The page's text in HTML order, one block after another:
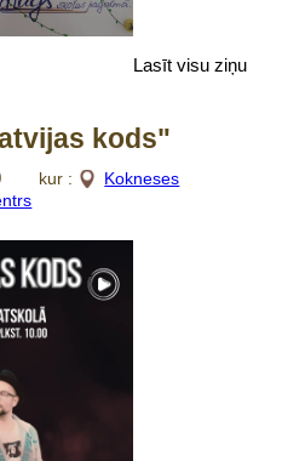
Lasīt visu ziņu
kods"
kur :
Kokneses